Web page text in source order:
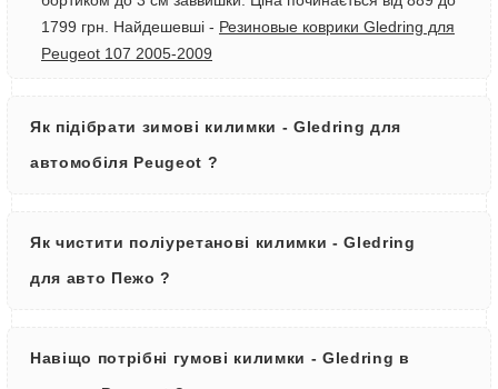
1799 грн. Найдешевші - Резиновые коврики Gledring для
Peugeot 107 2005-2009
Як підібрати зимові килимки - Gledring для
автомобіля Peugeot ?
Як чистити поліуретанові килимки - Gledring
для авто Пежо ?
Навіщо потрібні гумові килимки - Gledring в